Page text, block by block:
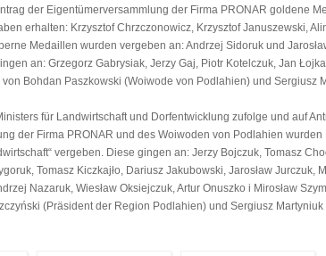
der Eigentümerversammlung der Firma PRONAR goldene
erhalten: Krzysztof Chrzczonowicz, Krzysztof Januszewski,
Medaillen wurden vergeben an: Andrzej Sidoruk und
an: Grzegorz Gabrysiak, Jerzy Gaj, Piotr Kotelczuk, Jan
Bohdan Paszkowski (Woiwode von Podlahien) und Sergiusz
für Landwirtschaft und Dorfentwicklung zufolge und auf
der Firma PRONAR und des Woiwoden von Podlahien
vergeben. Diese gingen an: Jerzy Bojczuk, Tomasz
Tomasz Kiczkajło, Dariusz Jakubowski, Jarosław Jurczuk,
Nazaruk, Wiesław Oksiejczuk, Artur Onuszko i Mirosław
(Präsident der Region Podlahien) und Sergiusz Martyniuk